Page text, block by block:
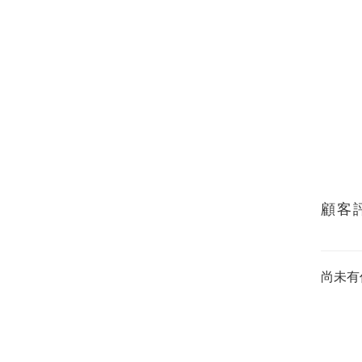
顧客
尚未